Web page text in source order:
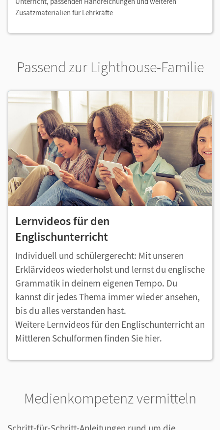
Zusatzmaterialien für Lehrkräfte
Passend zur Lighthouse-Familie
Lernvideos für den
Englischunterricht
Individuell und schülergerecht: Mit unseren
Erklärvideos wiederholst und lernst du englische
Grammatik in deinem eigenen Tempo. Du
kannst dir jedes Thema immer wieder ansehen,
bis du alles verstanden hast.
Weitere Lernvideos für den Englischunterricht an
Mittleren Schulformen finden Sie hier.
Medienkompetenz vermitteln